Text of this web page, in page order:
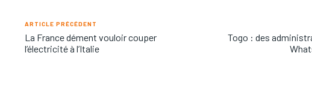
ARTICLE PRÉCÉDENT
La France dément vouloir couper
l’électricité à l’Italie
Togo : des